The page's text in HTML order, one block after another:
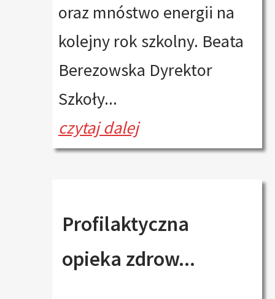
oraz mnóstwo energii na
kolejny rok szkolny. Beata
Berezowska Dyrektor
Szkoły...
czytaj dalej
Profilaktyczna
opieka zdrow...